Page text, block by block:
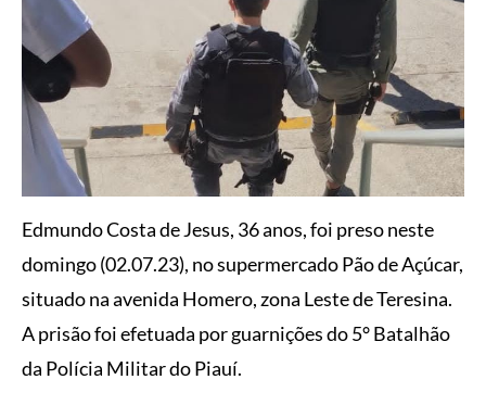
Edmundo Costa de Jesus, 36 anos, foi preso neste
domingo (02.07.23), no supermercado Pão de Açúcar,
situado na avenida Homero, zona Leste de Teresina.
A prisão foi efetuada por guarnições do 5° Batalhão
da Polícia Militar do Piauí.